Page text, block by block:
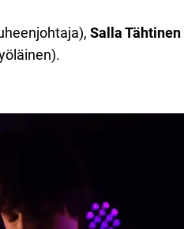
Salla Tähtinen